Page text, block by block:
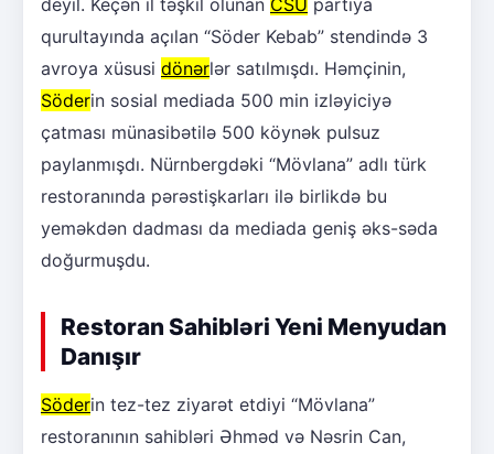
qurultayında açılan “Söder Kebab” stendində 3
avroya xüsusi dönərlər satılmışdı. Həmçinin,
Söderin sosial mediada 500 min izləyiciyə
çatması münasibətilə 500 köynək pulsuz
paylanmışdı. Nürnbergdəki “Mövlana” adlı türk
restoranında pərəstişkarları ilə birlikdə bu
yeməkdən dadması da mediada geniş əks-səda
doğurmuşdu.
Restoran Sahibləri Yeni Menyudan
Danışır
Söderin tez-tez ziyarət etdiyi “Mövlana”
restoranının sahibləri Əhməd və Nəsrin Can,